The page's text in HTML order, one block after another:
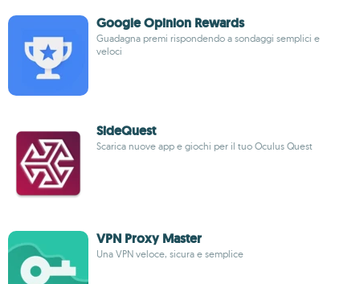
Google Opinion Rewards
Guadagna premi rispondendo a sondaggi semplici e
veloci
SideQuest
Scarica nuove app e giochi per il tuo Oculus Quest
VPN Proxy Master
Una VPN veloce, sicura e semplice